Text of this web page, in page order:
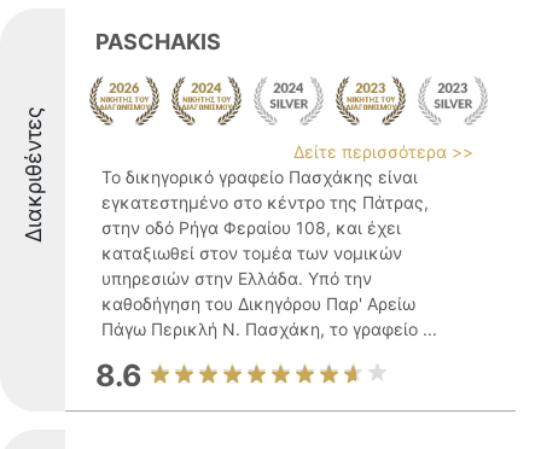
Διακριθέντες
PASCHAKIS
Δείτε περισσότερα >>
Το δικηγορικό γραφείο Πασχάκης είναι
εγκατεστημένο στο κέντρο της Πάτρας,
στην οδό Ρήγα Φεραίου 108, και έχει
καταξιωθεί στον τομέα των νομικών
υπηρεσιών στην Ελλάδα. Υπό την
καθοδήγηση του Δικηγόρου Παρ' Αρείω
Πάγω Περικλή Ν. Πασχάκη, το γραφείο ...
8.6